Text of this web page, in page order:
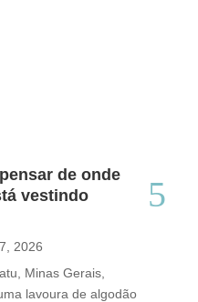
de onde
vestindo
2026
Minas Gerais,
lavoura de algodão